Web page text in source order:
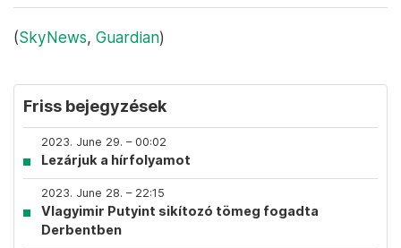
(SkyNews, Guardian)
Friss bejegyzések
2023. June 29. – 00:02
Lezárjuk a hírfolyamot
2023. June 28. – 22:15
Vlagyimir Putyint sikítozó tömeg fogadta
Derbentben